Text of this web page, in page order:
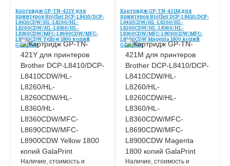
Картридж GP-TN-421Y для
принтеров Brother DCP-L8410/DCP-
L8410CDW/HL-L8260/HL-
L8260CDW/HL-L8360/HL-
L8360CDW/MFC-L8690CDW/MFC-
L8900CDW Yellow 1800 копий
GalaPrint
Наличие, стоимость и
Картридж GP-TN-421M для
принтеров Brother DCP-L8410/DCP-
L8410CDW/HL-L8260/HL-
L8260CDW/HL-L8360/HL-
L8360CDW/MFC-L8690CDW/MFC-
L8900CDW Magenta 1800 копий
GalaPrint
Наличие, стоимость и